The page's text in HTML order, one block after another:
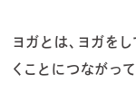
ヨガとは、ヨガを
くことにつながっ